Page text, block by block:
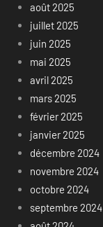
août 2025
juillet 2025
juin 2025
mai 2025
avril 2025
mars 2025
février 2025
janvier 2025
décembre 2024
novembre 2024
octobre 2024
septembre 2024